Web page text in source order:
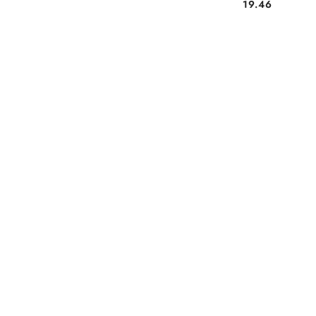
Cena:
19.46